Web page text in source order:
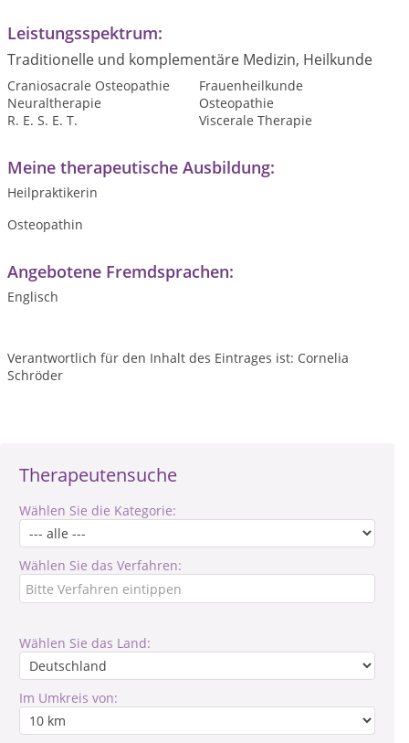
Therapeutensuche
Wählen Sie die Kategorie:
Wählen Sie das Verfahren:
Wählen Sie das Land:
Im Umkreis von:
Leistungsspektrum:
Traditionelle und komplementäre Medizin, Heilkunde
Craniosacrale Osteopathie
Frauenheilkunde
Neuraltherapie
Osteopathie
R. E. S. E. T.
Viscerale Therapie
Meine therapeutische Ausbildung:
Heilpraktikerin
Osteopathin
Angebotene Fremdsprachen:
Englisch
Verantwortlich für den Inhalt des Eintrages ist: Cornelia
Schröder